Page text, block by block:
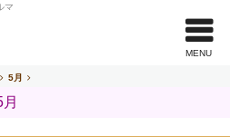
MENU
マ
5月